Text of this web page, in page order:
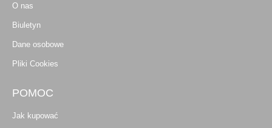
O nas
Biuletyn
Dane osobowe
Pliki Cookies
POMOC
Jak kupować